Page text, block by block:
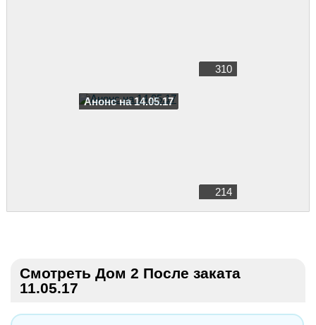
310
Анонс на 14.05.17
214
Смотреть Дом 2 После заката
11.05.17